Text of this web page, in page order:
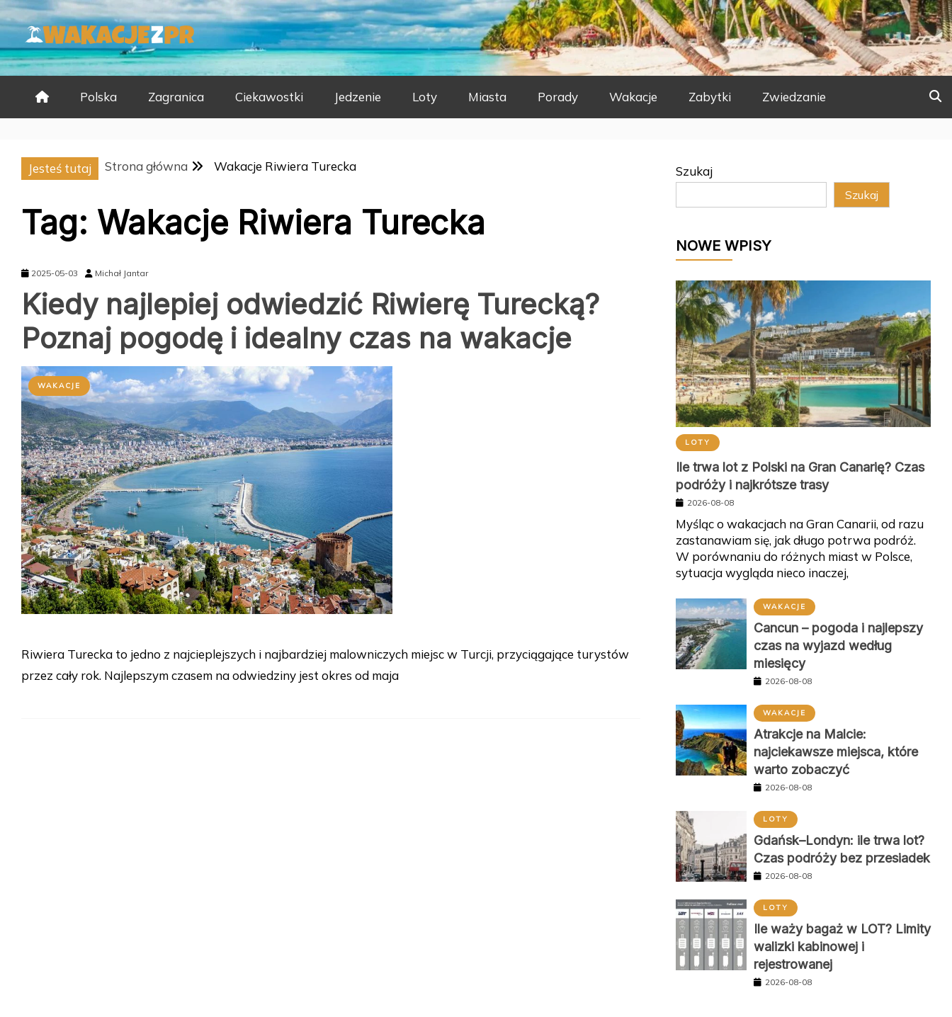
Skip
to
content
Polska Zagranica Ciekawostki Jedzenie Loty Miasta Porady Wakacje Zabytki Zwiedzanie
Jesteś tutaj Strona główna Wakacje Riwiera Turecka
Tag: Wakacje Riwiera Turecka
2025-05-03 Michał Jantar
Kiedy najlepiej odwiedzić Riwierę Turecką?
Poznaj pogodę i idealny czas na wakacje
WAKACJE
Riwiera Turecka to jedno z najcieplejszych i najbardziej malowniczych miejsc w Turcji, przyciągające turystów
przez cały rok. Najlepszym czasem na odwiedziny jest okres od maja
Szukaj
Szukaj
NOWE WPISY
LOTY
Ile trwa lot z Polski na Gran Canarię? Czas
podróży i najkrótsze trasy
2026-08-08
Myśląc o wakacjach na Gran Canarii, od razu
zastanawiam się, jak długo potrwa podróż.
W porównaniu do różnych miast w Polsce,
sytuacja wygląda nieco inaczej,
WAKACJE
Cancun – pogoda i najlepszy
czas na wyjazd według
miesięcy
2026-08-08
WAKACJE
Atrakcje na Malcie:
najciekawsze miejsca, które
warto zobaczyć
2026-08-08
LOTY
Gdańsk–Londyn: ile trwa lot?
Czas podróży bez przesiadek
2026-08-08
LOTY
Ile waży bagaż w LOT? Limity
walizki kabinowej i
rejestrowanej
2026-08-08